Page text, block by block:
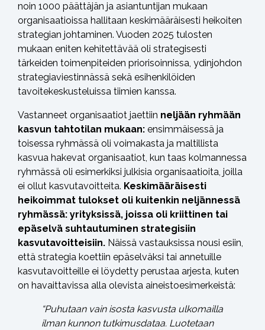
noin 1000 päättäjän ja asiantuntijan mukaan
organisaatioissa hallitaan keskimääräisesti heikoiten
strategian johtaminen. Vuoden 2025 tulosten
mukaan eniten kehitettävää oli strategisesti
tärkeiden toimenpiteiden priorisoinnissa, ydinjohdon
strategiaviestinnässä sekä esihenkilöiden
tavoitekeskusteluissa tiimien kanssa.
Vastanneet organisaatiot jaettiin neljään ryhmään
kasvun tahtotilan mukaan: ensimmäisessä ja
toisessa ryhmässä oli voimakasta ja maltillista
kasvua hakevat organisaatiot, kun taas kolmannessa
ryhmässä oli esimerkiksi julkisia organisaatioita, joilla
ei ollut kasvutavoitteita. Keskimääräisesti
heikoimmat tulokset oli kuitenkin neljännessä
ryhmässä: yrityksissä, joissa oli kriittinen tai
epäselvä suhtautuminen strategisiin
kasvutavoitteisiin. Näissä vastauksissa nousi esiin,
että strategia koettiin epäselväksi tai annetuille
kasvutavoitteille ei löydetty perustaa arjesta, kuten
on havaittavissa alla olevista aineistoesimerkeistä:
“Puhutaan vain isosta kasvusta ulkomailla
ilman kunnon tutkimusdataa. Luotetaan